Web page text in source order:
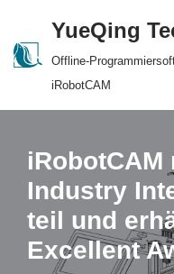
Skip
YueQing
Offline-
iRobotCAM
Industry
teil und
Excellent